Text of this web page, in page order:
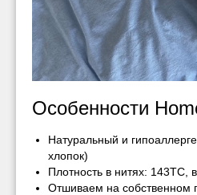
Особенности
Натуральный и
хлопок)
Плотность в нитях: 143ТС,
Отшиваем на собственном